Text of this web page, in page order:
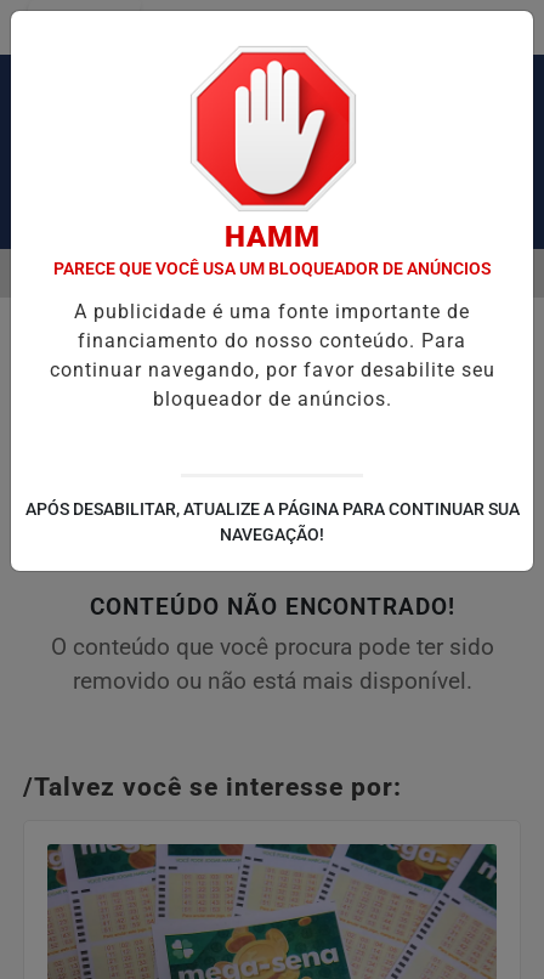
Pesquisar Notícia
PRENDE DOIS SUSPEITOS E APREENDE ARMAS E DROGAS
EM ALTA
MENU
CONTEÚDO NÃO ENCONTRADO!
O conteúdo que você procura pode ter sido
removido ou não está mais disponível.
/Talvez você se interesse por:
HAMM
PARECE QUE VOCÊ USA UM BLOQUEADOR DE ANÚNCIOS
A publicidade é uma fonte importante de
financiamento do nosso conteúdo. Para
continuar navegando, por favor desabilite seu
bloqueador de anúncios.
APÓS DESABILITAR, ATUALIZE A PÁGINA PARA CONTINUAR SUA
NAVEGAÇÃO!